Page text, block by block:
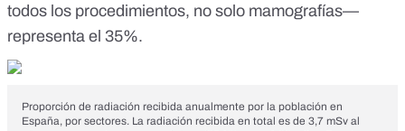
todos los procedimientos, no solo mamografías—
representa el 35%.
Proporción de radiación recibida anualmente por la población en
España, por sectores. La radiación recibida en total es de 3,7 mSv al